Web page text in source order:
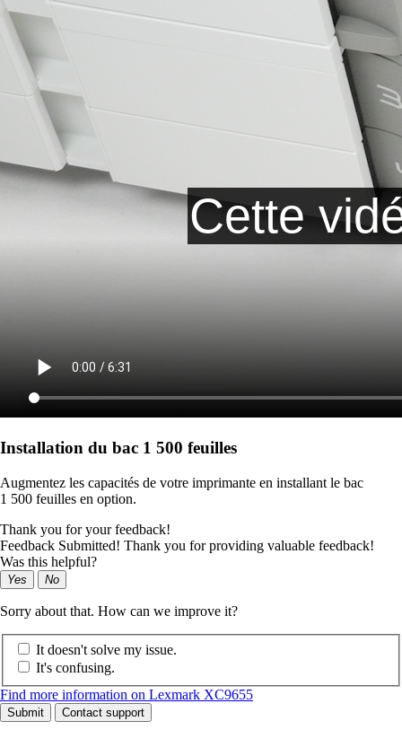
Installation du bac 1 500 feuilles
Augmentez les capacités de votre imprimante en installant le bac
1 500 feuilles en option.
Thank you for your feedback!
Feedback Submitted! Thank you for providing valuable feedback!
Was this helpful?
Yes No
Sorry about that. How can we improve it?
It doesn't solve my issue.
It's confusing.
Find more information on Lexmark XC9655
Submit Contact support